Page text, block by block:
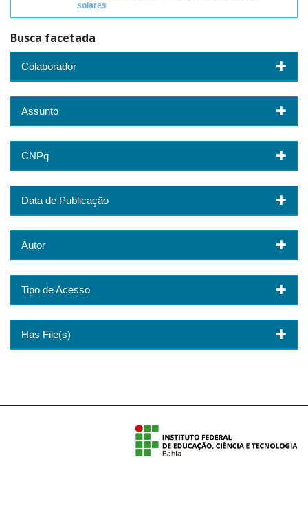
solares
Busca facetada
Colaborador
Assunto
CNPq
Data de Publicação
Autor
Tipo de Acesso
Has File(s)